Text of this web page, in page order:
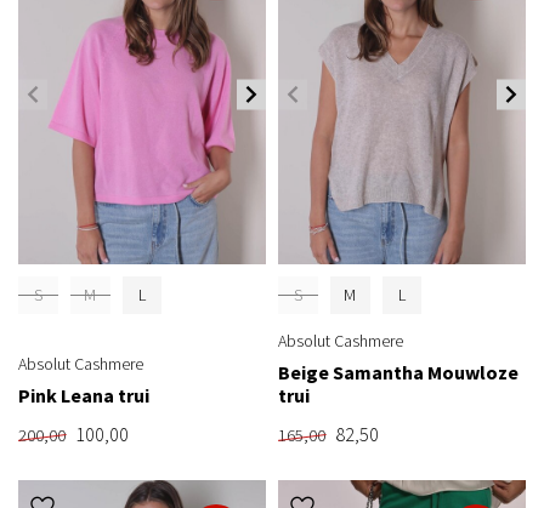
S M L
Absolut Cashmere
Pink Leana trui
200,00 100,00
S M L
Absolut Cashmere
Beige Samantha Mouwloze
trui
165,00 82,50